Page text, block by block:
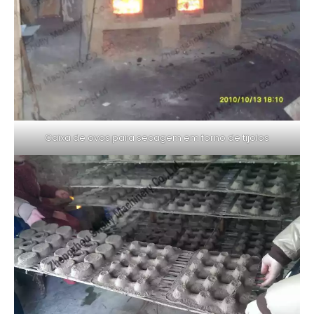
Caixa de ovos para secagem em forno de tijolos